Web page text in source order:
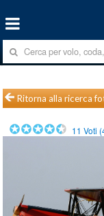
Ritorna alla ricerca
11 Voti (